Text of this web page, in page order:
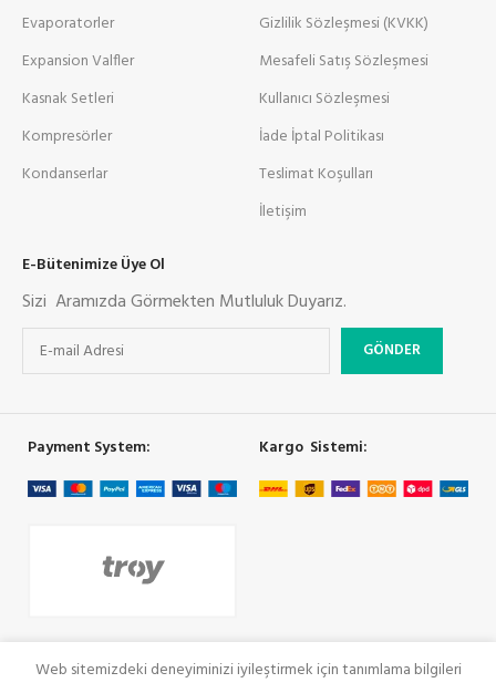
Evaporatorler
Expansion Valfler
Kasnak Setleri
Kompresörler
Kondanserlar
Gizlilik Sözleşmesi (KVKK)
Mesafeli Satış Sözleşmesi
Kullanıcı Sözleşmesi
İade İptal Politikası
Teslimat Koşulları
İletişim
E-Bütenimize Üye Ol
Sizi Aramızda Görmekten Mutluluk Duyarız.
Payment System: Kargo Sistemi:
Web sitemizdeki deneyiminizi iyileştirmek için tanımlama bilgileri